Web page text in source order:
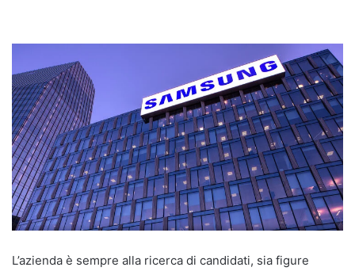
L’azienda è sempre alla ricerca di candidati, sia figure